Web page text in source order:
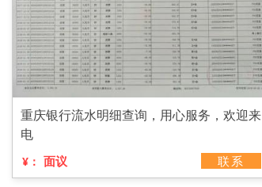
重庆银行流水明细查询，用心服务，欢迎来
电
¥： 面议 联系